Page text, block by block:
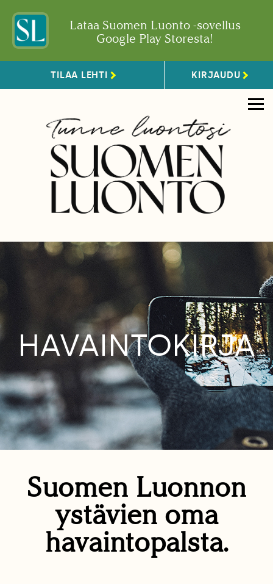
Lataa Suomen Luonto -sovellus
Google Play Storesta!
TILAA LEHTI KIRJAUDU
HAVAINTOKIRJA
Suomen Luonnon
ystävien oma
havaintopalsta.